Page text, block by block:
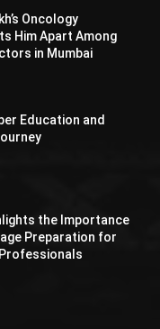
Oncology
Him Apart Among
in Mumbai
Education and
the Importance
Preparation for